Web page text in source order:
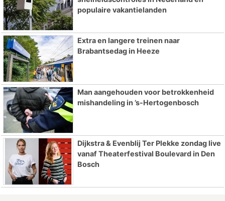
populaire vakantielanden
Extra en langere treinen naar
Brabantsedag in Heeze
Man aangehouden voor betrokkenheid
mishandeling in ’s-Hertogenbosch
Dijkstra & Evenblij Ter Plekke zondag live
vanaf Theaterfestival Boulevard in Den
Bosch